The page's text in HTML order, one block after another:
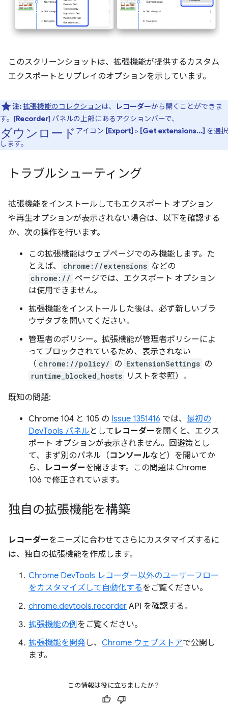
このスクリーンショットは、拡張機能が提供するカスタム
エクスポートとリプレイのオプションを示しています。
注: 拡張機能のコレクションは、 レコーダーから開くことができま
す。[Recorder] パネルの上部にあるアクションバーで、
ダウンロード アイコン [Export] > [Get extensions...] を選択
します。
トラブルシューティング
拡張機能をインストールしてもエクスポート オプション
や再生オプションが表示されない場合は、以下を確認する
か、次の操作を行います。
この拡張機能はウェブページでのみ機能します。た
とえば、
chrome://extensions などの
chrome:// ページでは、エクスポート オプション
は使用できません。
拡張機能をインストールした後は、必ず新しいブラ
ウザタブを開いてください。
管理者のポリシー。拡張機能が管理者ポリシーによ
ってブロックされているため、表示されない
（ chrome://policy/ の ExtensionSettings の
runtime_blocked_hosts リストを参照）。
既知の問題:
Chrome 104 と 105 の Issue 1351416 では、 最初の
DevTools パネル として レコーダーを開くと、エクス
ポート オプションが表示されません。回避策とし
て、まず別のパネル（コンソールなど）を開いてか
ら、
レコーダーを開きます。この問題は Chrome
106 で修正されています。
独自の拡張機能を構築
レコーダーをニーズに合わせてさらにカスタマイズするに
は、独自の拡張機能を作成します。
Chrome DevTools レコーダー以外のユーザーフロー
をカスタマイズして自動化するをご覧ください。
chrome.devtools.recorder API を確認する。
拡張機能の例をご覧ください。
拡張機能を開発 し、 Chrome ウェブストアで公開し
ます。
この情報は役に立ちましたか？